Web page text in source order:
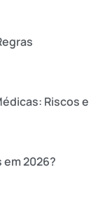
Riscos e
em 2026?